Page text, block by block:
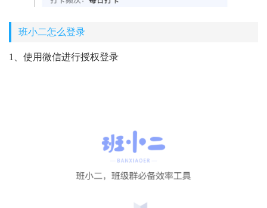
班小二怎么登录
1、使用微信进行授权登录